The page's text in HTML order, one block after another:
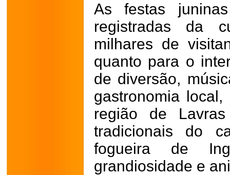
As festas
registradas da
milhares de
quanto para o
de diversão,
gastronomia
região de
tradicionais do
fogueira de
grandiosidade e